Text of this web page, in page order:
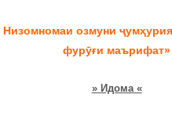
Низомномаи озмуни
фурӯғи маърифат»
» Идома «